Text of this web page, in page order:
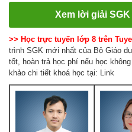
Xem lời giải
>> Học trực tuyến lớp 8 trên
trình SGK mới nhất của Bộ Giáo
tốt, hoàn trả học phí nếu học
khảo chi tiết khoá học tại: Link